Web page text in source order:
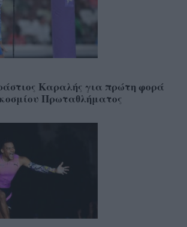
Καραλής για πρώτη φορά
Πρωταθλήματος